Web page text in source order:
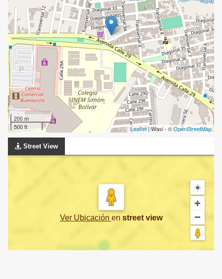
200 m
500 ft
Leaflet | Wasi - ©OpenStreetMap
Street View
Ver Ubicación en street view